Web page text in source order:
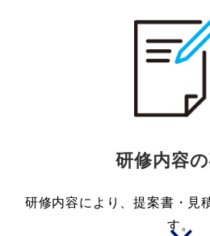
研修内容
研修内容により、提案書・見
す。